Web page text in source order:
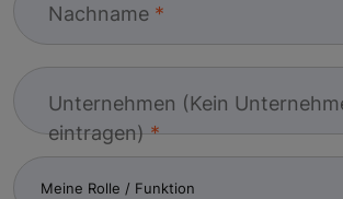
Nachname
Unternehmen (Kein
eintragen)